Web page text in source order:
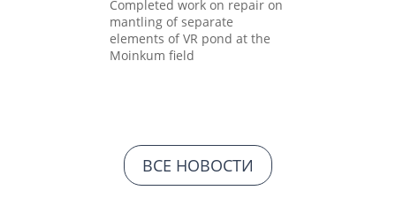
Completed work on repair on
mantling of separate
elements of VR pond at the
Moinkum field
ВСЕ НОВОСТИ